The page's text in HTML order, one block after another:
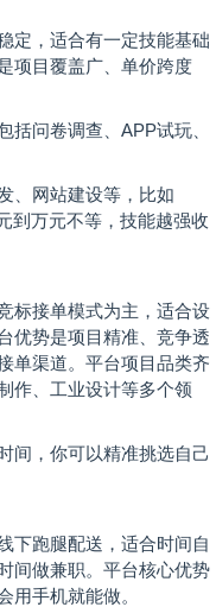
定，适合有一定技能基础
项目覆盖广、单价跨度
问卷调查、APP试玩、
、网站建设等，比如
到万元不等，技能越强收
标接单模式为主，适合设
优势是项目精准、竞争透
单渠道。平台项目品类齐
作、工业设计等多个领
间，你可以精准挑选自己
下跑腿配送，适合时间自
间做兼职。平台核心优势
用手机就能做。